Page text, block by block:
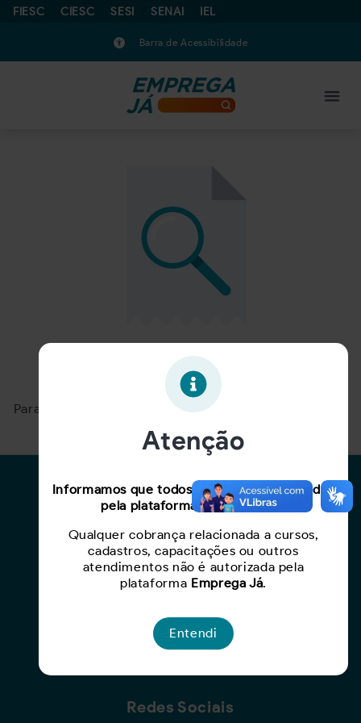
FIESC CIESC SESI SENAI IEL
Barra de Acessibilidade
Oportunidade expirada!
Para ver mais, acesse a páginaBuscar Oportunidades.
Para Candidatos
Cadastro de Currículo
Capacite-se
Criar Oportunidade
Redes Sociais
Atenção
Informamos que todos os serviços oferecidos
pela plataforma são gratuitos.
Qualquer cobrança relacionada a cursos,
cadastros, capacitações ou outros
atendimentos não é autorizada pela
plataforma Emprega Já.
Entendi